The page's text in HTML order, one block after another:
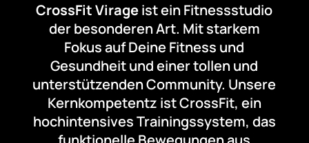
CrossFit Virageist ein Fitnessstudio
der besonderen Art. Mit starkem
Fokus auf Deine Fitness und
Gesundheit und einer tollen und
unterstützenden Community. Unsere
Kernkompetentz istCrossFit, ein
hochintensives Trainingssystem, das